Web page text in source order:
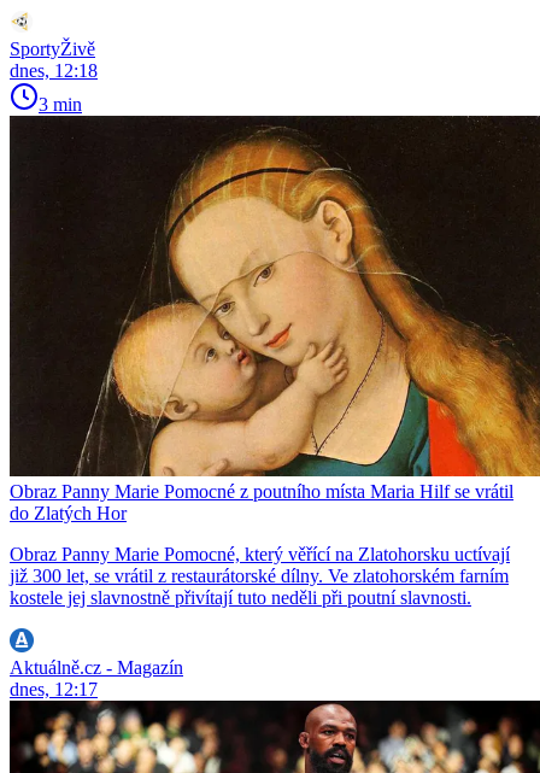
SportyŽivě
dnes, 12:18
3 min
Obraz Panny Marie Pomocné z poutního místa Maria Hilf se vrátil
do Zlatých Hor
Obraz Panny Marie Pomocné, který věřící na Zlatohorsku uctívají
již 300 let, se vrátil z restaurátorské dílny. Ve zlatohorském farním
kostele jej slavnostně přivítají tuto neděli při poutní slavnosti.
Aktuálně.cz - Magazín
dnes, 12:17